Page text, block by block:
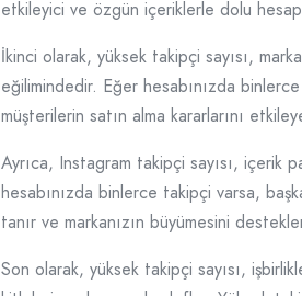
etkileyici ve özgün içeriklerle dolu
İkinci olarak, yüksek takipçi sayısı,
eğilimindedir. Eğer hesabınızda
müşterilerin satın alma kararlarını
Ayrıca, Instagram takipçi sayısı, içerik
hesabınızda binlerce takipçi varsa,
tanır ve markanızın büyümesini
Son olarak, yüksek takipçi sayısı,